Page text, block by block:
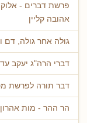
פרשת דברים -
אהובה קליין
גולה אחר גולה, דם
דברי הרה"ג יעקב
דבר תורה לפרשת
הר ההר - מות אהרון